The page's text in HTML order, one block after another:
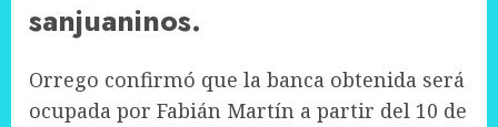
sanjuaninos.
Orrego confirmó que la banca obtenida será
ocupada por Fabián Martín a partir del 10 de